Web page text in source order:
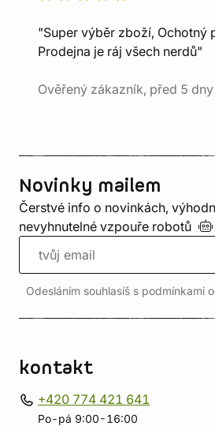
"Super výběr zboží, Ochotný
Prodejna je ráj všech nerdů"
Ověřený zákazník, před 5 dny
Novinky mailem
Čerstvé info o novinkách,
nevyhnutelné vzpouře robotů
Odesláním souhlasíš s podmínkami
kontakt
+420 774 421 641
Po-pá 9:00-16:00